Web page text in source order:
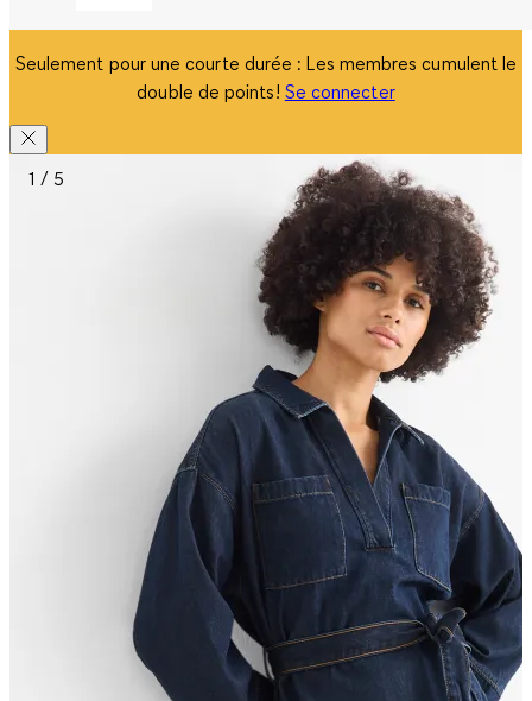
Seulement pour une courte durée : Les membres cumulent le
double de points! Se connecter
1 / 5